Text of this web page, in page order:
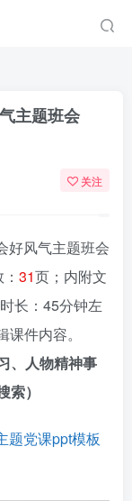
主题班会
关注
好风气主题班会
31页；内附文
长：45分钟左
件内容。
、人物精神事
）
题党课ppt模板